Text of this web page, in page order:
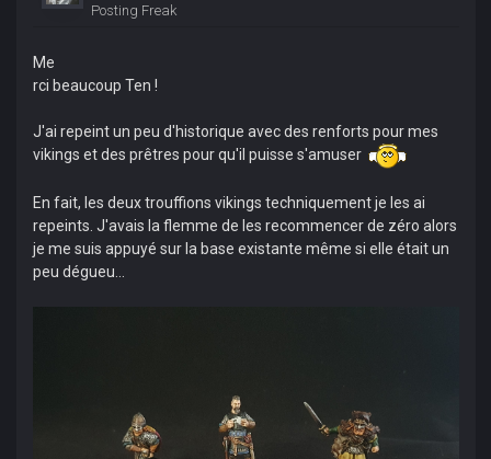
Posting Freak
Me
rci beaucoup Ten !
J'ai repeint un peu d'historique avec des renforts pour mes
vikings et des prêtres pour qu'il puisse s'amuser
En fait, les deux trouffions vikings techniquement je les ai
repeints. J'avais la flemme de les recommencer de zéro alors
je me suis appuyé sur la base existante même si elle était un
peu dégueu...